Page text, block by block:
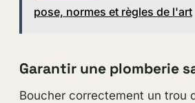
pose, normes et règles de l'art
Garantir une plomberie
Boucher correctement un trou